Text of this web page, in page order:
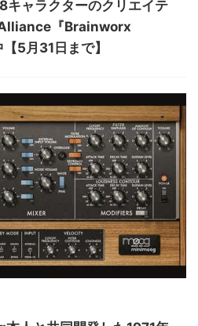
キャラクターのクリエイテ
『Brainworx
5月31日まで】